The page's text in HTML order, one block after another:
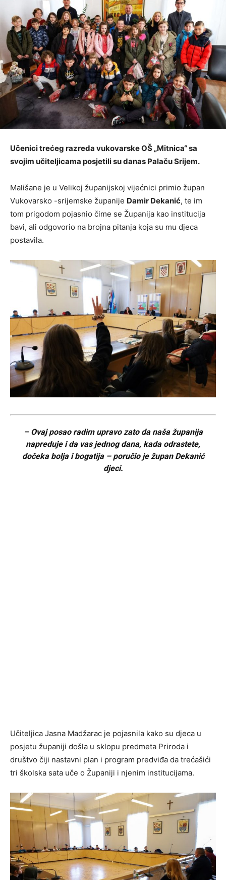
Učenici trećeg razreda vukovarske OŠ „Mitnica“ sa
svojim učiteljicama posjetili su danas Palaču Srijem.
Mališane je u Velikoj županijskoj vijećnici primio župan
Vukovarsko -srijemske županije Damir Dekanić, te im
tom prigodom pojasnio čime se Županija kao institucija
bavi, ali odgovorio na brojna pitanja koja su mu djeca
postavila.
– Ovaj posao radim upravo zato da naša županija
napreduje i da vas jednog dana, kada odrastete,
dočeka bolja i bogatija – poručio je župan Dekanić
djeci.
Učiteljica Jasna Madžarac je pojasnila kako su djeca u
posjetu županiji došla u sklopu predmeta Priroda i
društvo čiji nastavni plan i program predviđa da trećašići
tri školska sata uče o Županiji i njenim institucijama.